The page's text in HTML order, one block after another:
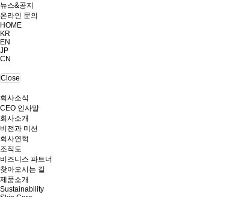
뉴스&공지
온라인 문의
HOME
KR
EN
JP
CN
Close
회사소식
CEO 인사말
회사소개
비전과 미션
회사연혁
조직도
비즈니스 파트너
찾아오시는 길
제품소개
Sustainability